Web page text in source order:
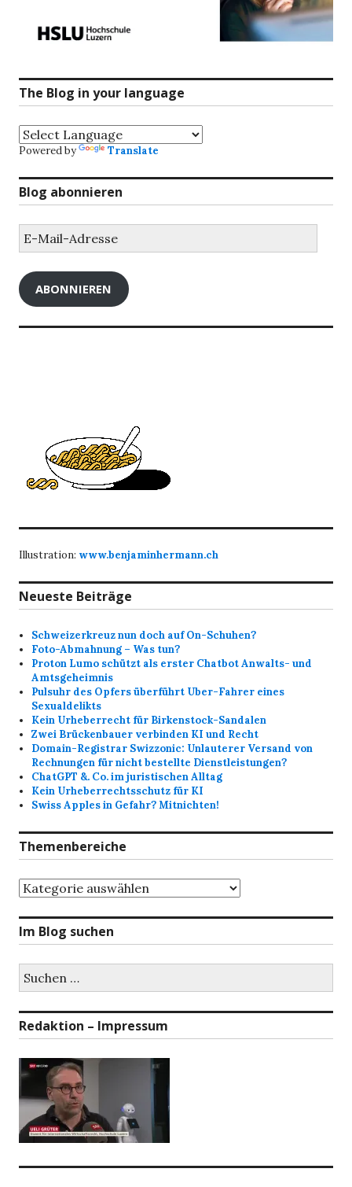
The Blog in your language
Powered by Translate
Blog abonnieren
Mail-
ABONNIEREN
Illustration: www.benjaminhermann.ch
Neueste Beiträge
Schweizerkreuz nun doch auf On-Schuhen?
Foto-Abmahnung – Was tun?
Proton Lumo schützt als erster Chatbot Anwalts- und
Amtsgeheimnis
Pulsuhr des Opfers überführt Uber-Fahrer eines
Sexualdelikts
Kein Urheberrecht für Birkenstock-Sandalen
Zwei Brückenbauer verbinden KI und Recht
Domain-Registrar Swizzonic: Unlauterer Versand von
Rechnungen für nicht bestellte Dienstleistungen?
ChatGPT &. Co. im juristischen Alltag
Kein Urheberrechtsschutz für KI
Swiss Apples in Gefahr? Mitnichten!
Themenbereiche
Themenbereiche
Im Blog suchen
nach:
Redaktion – Impressum